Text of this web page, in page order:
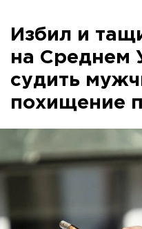
Избил и
на Среднем
судить
похищение